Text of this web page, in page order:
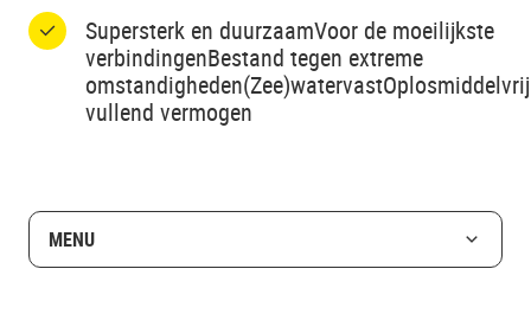
Supersterk en duurzaamVoor de moeilijkste
verbindingenBestand tegen extreme
vullend vermogen
MENU